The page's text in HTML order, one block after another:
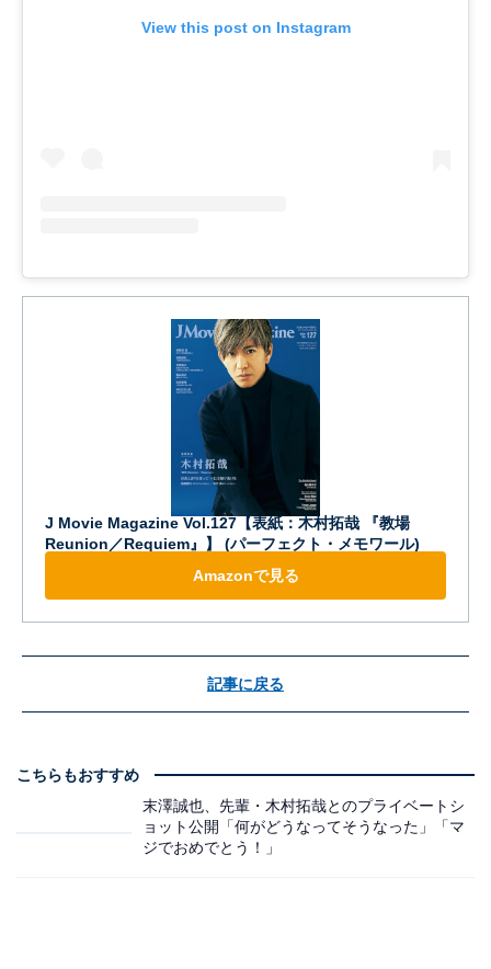
View this post on Instagram
J Movie Magazine Vol.127【表紙：木村拓哉 『教場
Reunion／Requiem』】 (パーフェクト・メモワール)
Amazonで見る
記事に戻る
こちらもおすすめ
末澤誠也、先輩・木村拓哉とのプライベートシ
ョット公開「何がどうなってそうなった」「マ
ジでおめでとう！」